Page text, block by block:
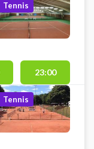
Tennis
23:00
Tennis